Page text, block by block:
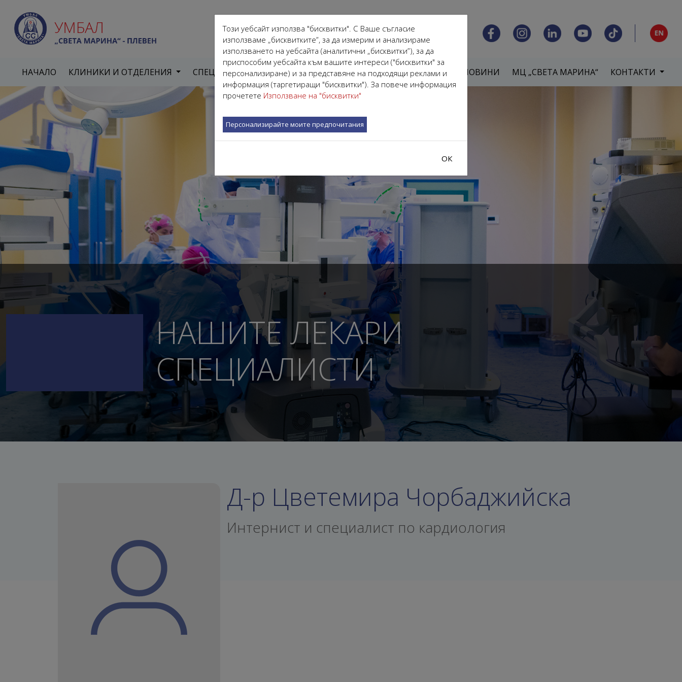
НАЧАЛО КЛИНИКИ И ОТДЕЛЕНИЯ СПЕЦИАЛИСТИ ЗА НАС ЗА ПАЦИЕНТА ОБУЧЕНИЯ НОВИНИ МЦ „СВЕТА МАРИНА“ КОНТАКТИ
НАШИТЕ ЛЕКАРИ
СПЕЦИАЛИСТИ
Д-р Цветемира Чорбаджийска
Интернист и специалист по кардиология
Този уебсайт използва "бисквитки". С Ваше съгласие
използваме „бисквитките”, за да измерим и анализираме
използването на уебсайта (аналитични „бисквитки”), за да
приспособим уебсайта към вашите интереси ("бисквитки" за
персонализиране) и за представяне на подходящи реклами и
информация (таргетиращи "бисквитки"). За повече информация
прочетете Използване на "бисквитки"
Персонализирайте моите предпочитания
ОК